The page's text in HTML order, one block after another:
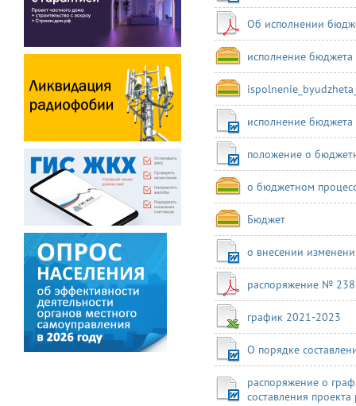
Об исполнении
исполнение бюджета
исполнение бюджета
положение о
о бюджетном
Бюджет
о внесении
распоряжение №
график 2021-2023
О порядке
распоряжение о
составления